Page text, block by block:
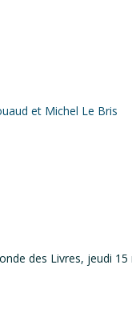
et Michel Le Bris
des Livres, jeudi